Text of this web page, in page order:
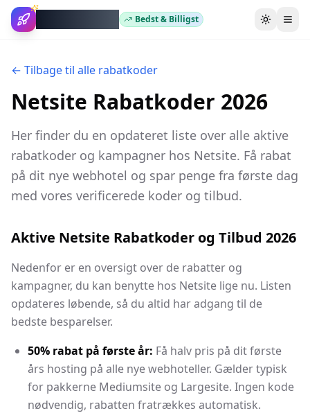
Bedst & Billigst Skift
← Tilbage til alle rabatkoder
Netsite Rabatkoder 2026
Her finder du en opdateret liste over alle aktive
rabatkoder og kampagner hos Netsite. Få rabat
på dit nye webhotel og spar penge fra første dag
med vores verificerede koder og tilbud.
Aktive Netsite Rabatkoder og Tilbud 2026
Nedenfor er en oversigt over de rabatter og
kampagner, du kan benytte hos Netsite lige nu. Listen
opdateres løbende, så du altid har adgang til de
bedste besparelser.
50% rabat på første år: Få halv pris på dit første
års hosting på alle nye webhoteller. Gælder typisk
for pakkerne Mediumsite og Largesite. Ingen kode
nødvendig, rabatten fratrækkes automatisk.